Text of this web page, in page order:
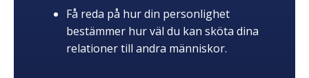
Få reda på hur din personlighet
bestämmer hur väl du kan sköta dina
relationer till andra människor.